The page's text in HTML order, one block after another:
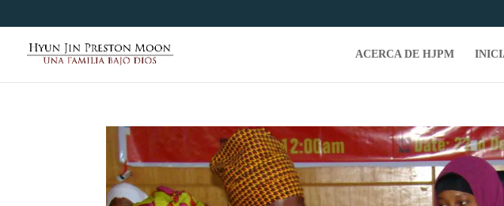
ACERCA DE HJPM